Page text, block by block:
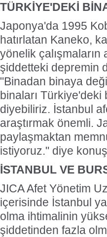
TÜRKİYE'DEKİ
Japonya'da 1995
hatırlatan Kaneko,
yönelik çalışmaların
şiddetteki depremin
"Binadan binaya
binaları
diyebiliriz. İstanbul
araştırmak önemli.
paylaşmaktan
istiyoruz." diye
İSTANBUL VE
JICA Afet Yönetim
içerisinde İstanbul
olma ihtimalinin
şiddetinden fazla